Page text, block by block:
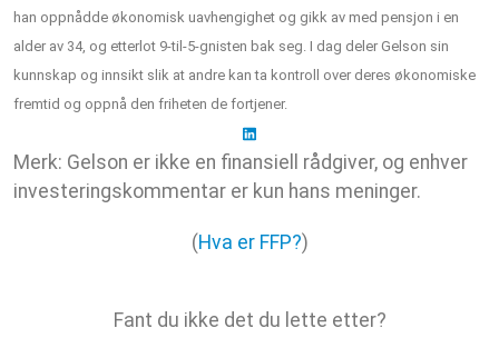
han oppnådde økonomisk uavhengighet og gikk av med pensjon i en
alder av 34, og etterlot 9-til-5-gnisten bak seg. I dag deler Gelson sin
kunnskap og innsikt slik at andre kan ta kontroll over deres økonomiske
fremtid og oppnå den friheten de fortjener.
Merk: Gelson er ikke en finansiell rådgiver, og enhver
investeringskommentar er kun hans meninger.
(Hva er FFP?)
Fant du ikke det du lette etter?